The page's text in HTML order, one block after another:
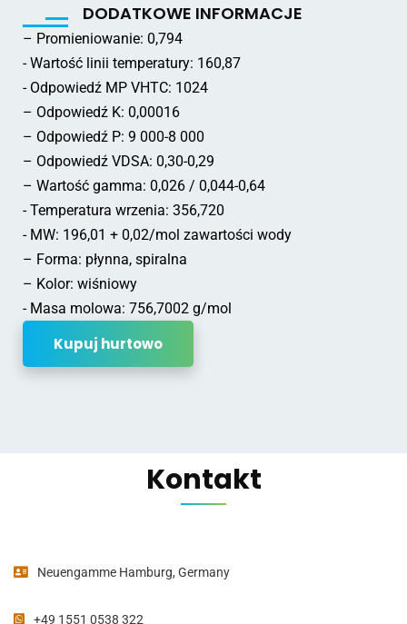
DODATKOWE INFORMACJE
– Promieniowanie: 0,794
- Wartość linii temperatury: 160,87
- Odpowiedź MP VHTC: 1024
– Odpowiedź K: 0,00016
– Odpowiedź P: 9 000-8 000
– Odpowiedź VDSA: 0,30-0,29
– Wartość gamma: 0,026 / 0,044-0,64
- Temperatura wrzenia: 356,720
- MW: 196,01 + 0,02/mol zawartości wody
– Forma: płynna, spiralna
– Kolor: wiśniowy
- Masa molowa: 756,7002 g/mol
Kupuj hurtowo
Kontakt
Neuengamme Hamburg, Germany
+49 1551 0538 322